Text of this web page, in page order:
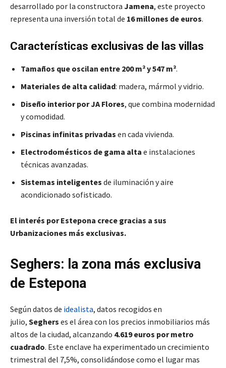
desarrollado por la constructora Jamena, este proyecto
representa una inversión total de 16 millones de euros.
Características exclusivas de las villas
Tamaños que oscilan entre 200 m² y 547 m².
Materiales de alta calidad: madera, mármol y vidrio.
Diseño interior por JA Flores, que combina modernidad
y comodidad.
Piscinas infinitas privadas en cada vivienda.
Electrodomésticos de gama alta e instalaciones
técnicas avanzadas.
Sistemas inteligentes de iluminación y aire
acondicionado sofisticado.
El interés por Estepona crece gracias a sus
Urbanizaciones más exclusivas.
Seghers: la zona más exclusiva
de Estepona
Según datos de idealista, datos recogidos en
julio, Seghers es el área con los precios inmobiliarios más
altos de la ciudad, alcanzando 4.619 euros por metro
cuadrado. Este enclave ha experimentado un crecimiento
trimestral del 7,5%, consolidándose como el lugar mas